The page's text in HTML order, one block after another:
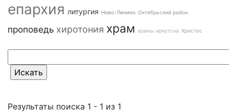
епархия литургия Ново-Ленино Октябрьский район
проповедь хиротония храм храмы иркутска Христос
Результаты поиска 1 - 1 из 1